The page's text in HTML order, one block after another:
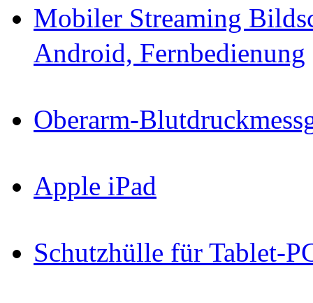
Mobiler Streaming
Android, Fernbedienung
Oberarm-
Apple iPad
Schutzhülle für Tablet-